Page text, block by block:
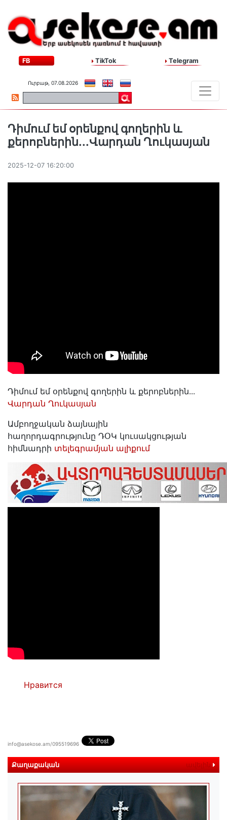
FB TikTok Telegram
Ուրբաթ, 07.08.2026
Դիմում եմ օրենքով գողերին և
քերոբներին․․․Վարդան Ղուկասյան
2025-12-07 16:20:00
Դիմում եմ օրենքով գողերին և քերոբներին․․․
Վարդան Ղուկասյան
Ամբողջական ձայնային
հաղորդագրությունը ԴՕԿ կուսակցության
հիմնադրի տելեգրամյան ալիքում
Нравится
info@asekose.am/095519696
Քաղաքական ավելին